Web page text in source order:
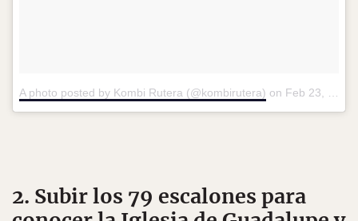
A photo posted by Kombi Rutera (@kombirutera) on Feb 23, 2016 at 8:14am PST
2. Subir los 79 escalones para